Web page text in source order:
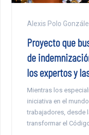
Alexis Polo
Proyecto que
de
los expertos y
Mientras los
iniciativa en el
trabajadores, desde
transformar el